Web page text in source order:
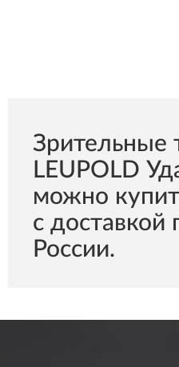
Зрительные
LEUPOLD
можно
с доставкой
России.